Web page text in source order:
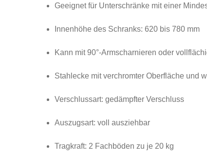
Geeignet für Unterschränke mit einer
Innenhöhe des Schranks: 620 bis 780 mm
Kann mit 90°-Armscharnieren oder
Stahlecke mit verchromter Oberfläche und
Verschlussart: gedämpfter Verschluss
Auszugsart: voll ausziehbar
Tragkraft: 2 Fachböden zu je 20 kg